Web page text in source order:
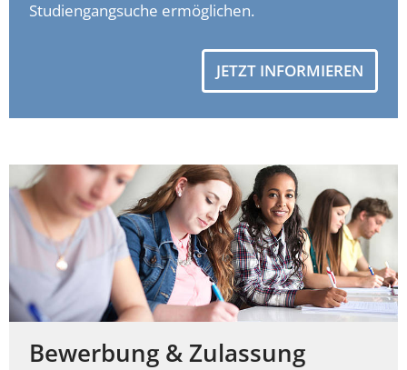
Studiengangsuche ermöglichen.
JETZT INFORMIEREN
Bewerbung & Zulassung